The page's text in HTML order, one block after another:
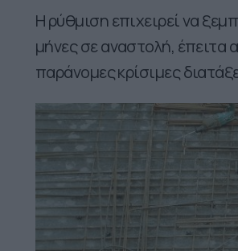
Η ρύθμιση επιχειρεί να
μήνες σε αναστολή, έπειτα
παράνομες κρίσιμες